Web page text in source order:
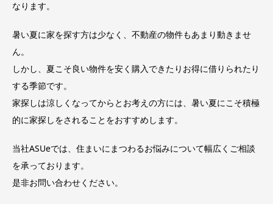
なります。
暑い夏に家を探す方は少なく、不動産の物件もあまり動きませ
ん。
しかし、夏こそ良い物件を安く購入できたりお得に借りられたり
する季節です。
家探しは涼しくなってからとお考えの方には、暑い夏にこそ積極
的に家探しをされることをおすすめします。
当社ASUeでは、住まいにまつわるお悩みについて幅広くご相談
を承っております。
是非お問い合わせください。